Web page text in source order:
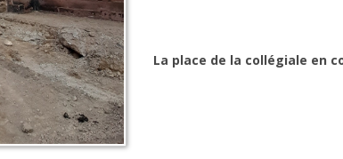
La place de la collégiale en